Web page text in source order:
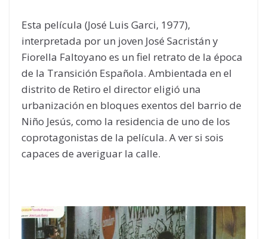
Esta película (José Luis Garci, 1977),
interpretada por un joven José Sacristán y
Fiorella Faltoyano es un fiel retrato de la época
de la Transición Española. Ambientada en el
distrito de Retiro el director eligió una
urbanización en bloques exentos del barrio de
Niño Jesús, como la residencia de uno de los
coprotagonistas de la película. A ver si sois
capaces de averiguar la calle.